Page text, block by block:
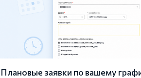
Плановые заявки по вашему